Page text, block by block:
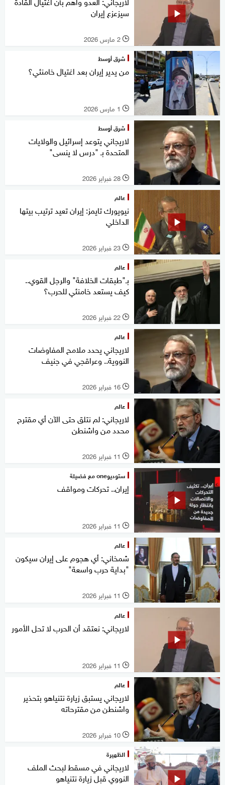
سيزعزع إيران
l 2 مارس 2026
شرق أوسط
من يدير إيران بعد اغتيال خامنئي؟
l 1 مارس 2026
شرق أوسط
لاريجاني يتوعد إسرائيل والولايات
المتحدة بـ "درس لا ينسى"
l 28 فبراير 2026
عالم
نيويورك تايمز: إيران تعيد ترتيب بيتها
الداخلي
l 23 فبراير 2026
عالم
بـ"طبقات الخلافة" والرجل القوي..
كيف يستعد خامنئي للحرب؟
l 22 فبراير 2026
عالم
لاريجاني يحدد ملامح المفاوضات
النووية.. وعراقجي في جنيف
l 16 فبراير 2026
عالم
لاريجاني: لم نتلق حتى الآن أي مقترح
محدد من واشنطن
l 11 فبراير 2026
ستوديوone مع فضيلة
إيران.. تحركات ومواقف
l 11 فبراير 2026
عالم
شمخاني: أي هجوم على إيران سيكون
"بداية حرب واسعة"
l 11 فبراير 2026
عالم
لاريجاني: نعتقد أن الحرب لا تحل الأمور
l 11 فبراير 2026
عالم
لاريجاني يستبق زيارة نتنياهو بتحذير
واشنطن من مقترحاته
l 10 فبراير 2026
الظهيرة
لاريجاني في مسقط لبحث الملف
النووي قبل زيارة نتنياهو